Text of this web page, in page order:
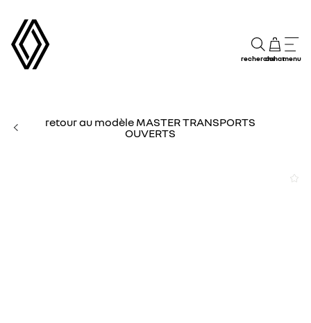
rechercheachatmenu
retour au modèle MASTER TRANSPORTS
OUVERTS